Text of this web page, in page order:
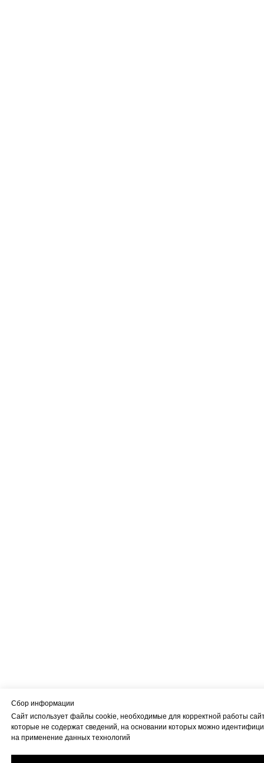
Сбор информации
Сайт использует файлы cookie, необходимые для корректной работы
которые не содержат сведений, на основании которых можно
на применение данных технологий